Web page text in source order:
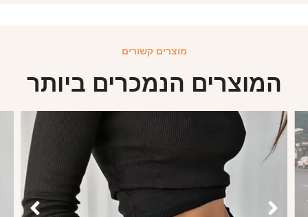
מוצרים קשורים
המוצרים הנמכרים ביותר